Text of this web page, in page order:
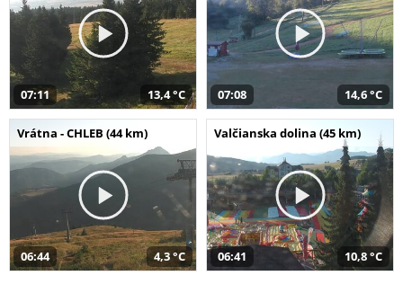
07:11 13,4 °C 07:08 14,6 °C
Vrátna - CHLEB (44 km)
06:44 4,3 °C
Valčianska dolina (45 km)
06:41 10,8 °C